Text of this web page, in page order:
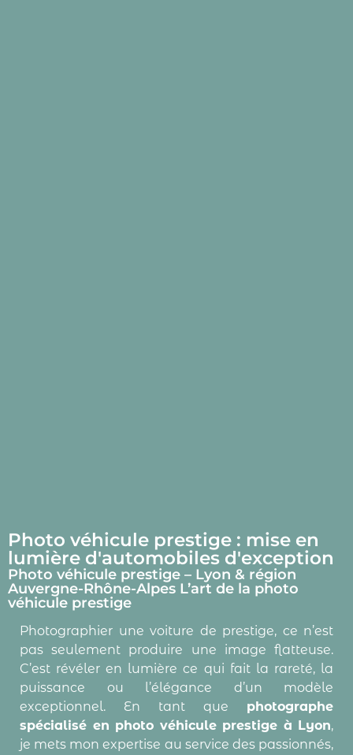
Photo véhicule prestige : mise en
lumière d'automobiles d'exception
Photo véhicule prestige – Lyon & région
Auvergne-Rhône-Alpes L’art de la photo
véhicule prestige
Photographier une voiture de prestige, ce n’est
pas seulement produire une image flatteuse.
C’est révéler en lumière ce qui fait la rareté, la
puissance ou l’élégance d’un modèle
exceptionnel. En tant que photographe
spécialisé en photo véhicule prestige à Lyon,
je mets mon expertise au service des passionnés,